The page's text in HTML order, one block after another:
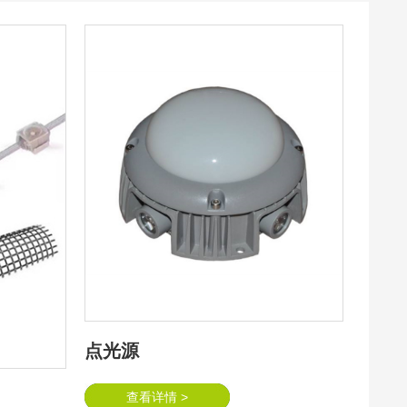
点光源
查看详情 >